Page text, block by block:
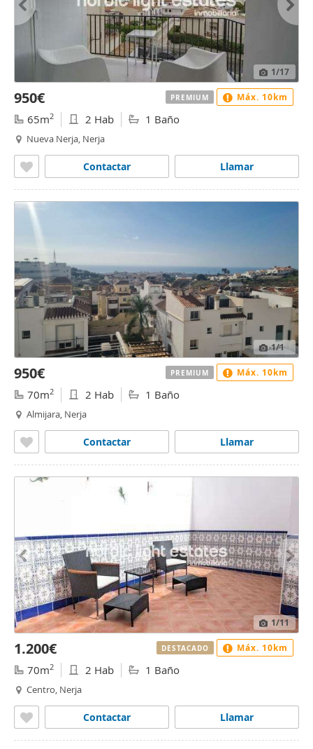
1/17
950€
65m2 2 Hab 1 Baño
Nueva Nerja, Nerja
Llamar
Contactar
PREMIUM Máx. 10km
1/1
950€
70m2 2 Hab 1 Baño
Almijara, Nerja
Llamar
Contactar
PREMIUM Máx. 10km
1/11
1.200€
70m2 2 Hab 1 Baño
Centro, Nerja
Llamar
Contactar
DESTACADO Máx. 10km